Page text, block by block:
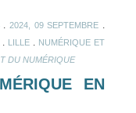
.2024, 09 SEPTEMBRE
. LILLE
NUMÉRIQUE ET
DU NUMÉRIQUE
EN